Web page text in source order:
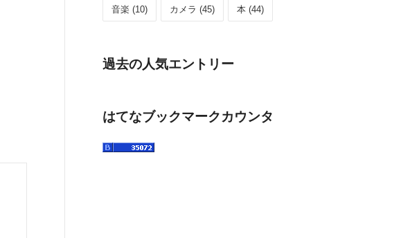
音楽 (10) カメラ (45) 本 (44)
過去の人気エントリー
はてなブックマークカウンタ